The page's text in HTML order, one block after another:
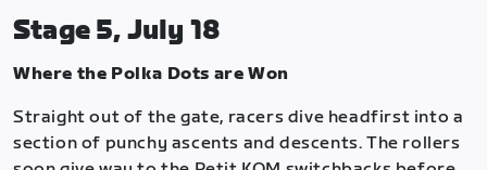
Stage 5, July 18
Where the Polka Dots are Won
Straight out of the gate, racers dive headfirst into a
section of punchy ascents and descents. The rollers